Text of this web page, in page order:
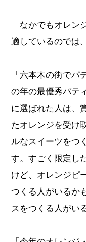
なかでもオレン
適しているのでは
「六本木の街で
の年の最優秀パテ
に選ばれた人は、
たオレンジを受け
ルなスイーツをつ
す。すごく限定し
けど、オレンジピ
つくる人がいるか
スをつくる人がい